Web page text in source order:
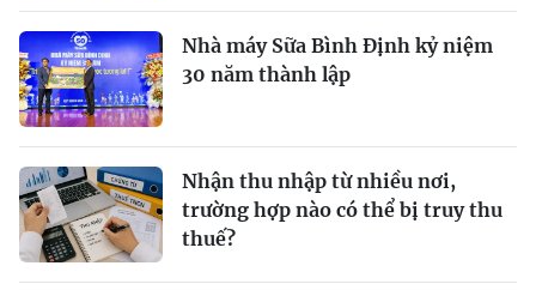
Nhà máy Sữa Bình Định kỷ niệm
30 năm thành lập
Nhận thu nhập từ nhiều nơi,
trường hợp nào có thể bị truy thu
thuế?